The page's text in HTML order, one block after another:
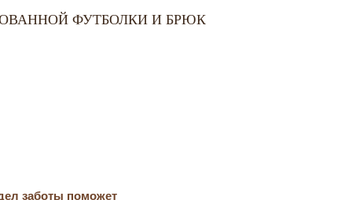
ФУТБОЛКИ И БРЮК
заботы поможет